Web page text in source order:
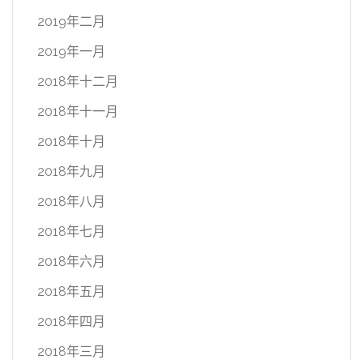
2019年二月
2019年一月
2018年十二月
2018年十一月
2018年十月
2018年九月
2018年八月
2018年七月
2018年六月
2018年五月
2018年四月
2018年三月